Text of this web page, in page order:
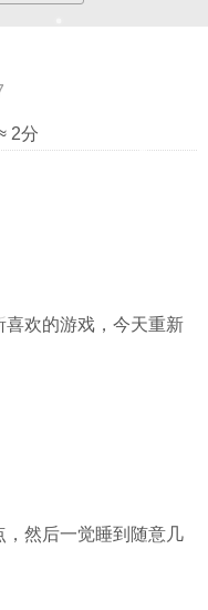
2分
欢的游戏，今天重新
然后一觉睡到随意几